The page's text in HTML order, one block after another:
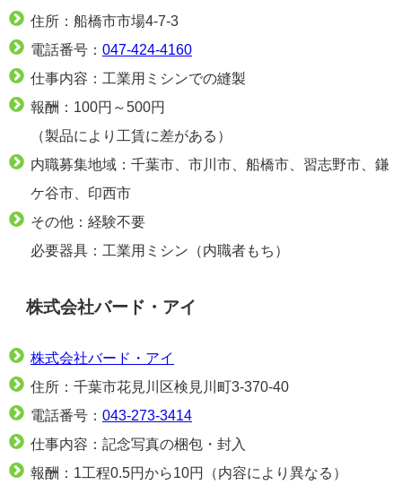
住所：船橋市市場4-7-3
電話番号： 047-424-4160
仕事内容：工業用ミシンでの縫製
報酬：100円～500円
（製品により工賃に差がある）
内職募集地域：千葉市、市川市、船橋市、習志野市、鎌
ケ谷市、印西市
その他：経験不要
必要器具：工業用ミシン（内職者もち）
株式会社バード・アイ
株式会社バード・アイ
住所：千葉市花見川区検見川町3-370-40
電話番号： 043-273-3414
仕事内容：記念写真の梱包・封入
報酬：1工程0.5円から10円（内容により異なる）